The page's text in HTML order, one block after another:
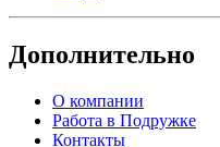
Дополнительно
О компании
Работа в Подружке
Контакты